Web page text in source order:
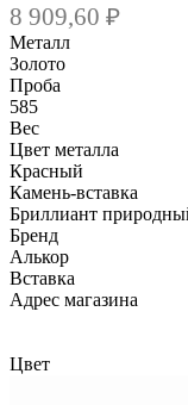
8 909,60 ₽
Металл
Золото
Проба
585
Вес
Цвет металла
Красный
Камень-вставка
Бриллиант
Бренд
Алькор
Вcтавка
Адрес магазина
Цвет